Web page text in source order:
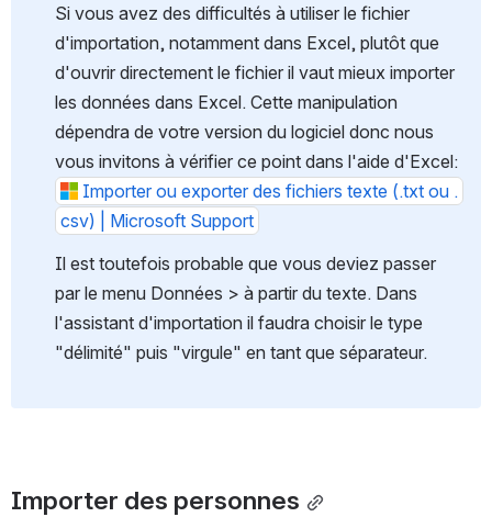
Si vous avez des difficultés à utiliser le fichier
d'importation, notamment dans Excel, plutôt que
d'ouvrir directement le fichier il vaut mieux importer
les données dans Excel. Cette manipulation
dépendra de votre version du logiciel donc nous
vous invitons à vérifier ce point dans l'aide d'Excel:
Importer ou exporter des fichiers texte (.txt ou .
csv) | Microsoft Support
Il est toutefois probable que vous deviez passer
par le menu Données > à partir du texte. Dans
l'assistant d'importation il faudra choisir le type
"délimité" puis "virgule" en tant que séparateur.
Importer des personnes